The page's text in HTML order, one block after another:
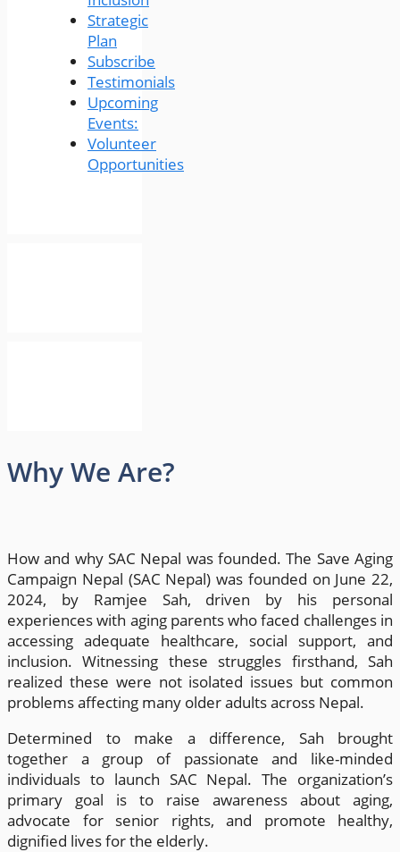
Strategic
Plan
Subscribe
Testimonials
Upcoming
Events:
Volunteer
Opportunities
Why We Are?
How and why SAC Nepal was founded. The Save Aging
Campaign Nepal (SAC Nepal) was founded on June 22,
2024, by Ramjee Sah, driven by his personal
experiences with aging parents who faced challenges in
accessing adequate healthcare, social support, and
inclusion. Witnessing these struggles firsthand, Sah
realized these were not isolated issues but common
problems affecting many older adults across Nepal.
Determined to make a difference, Sah brought
together a group of passionate and like-minded
individuals to launch SAC Nepal. The organization’s
primary goal is to raise awareness about aging,
advocate for senior rights, and promote healthy,
dignified lives for the elderly.